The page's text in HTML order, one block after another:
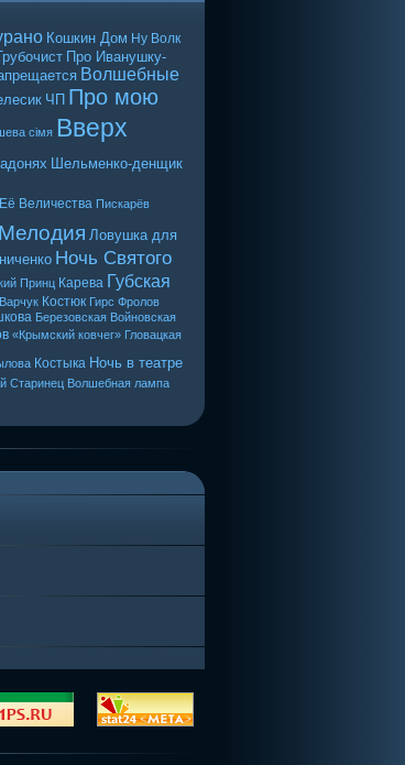
Кошкин Дом Ну Волк
Про Иванушку-
Волшебные
ЧП Про мою
сiмя Вверх
Шельменко-денщик
Величества Пискарёв
Ловушка для
Ночь Святого
Принц Карева Губская
Варчук Костюк Гирс Фролов
Березовская Войновская
«Крымский ковчег» Гловацкая
Костыка Ночь в театре
Старинец Волшебная лампа